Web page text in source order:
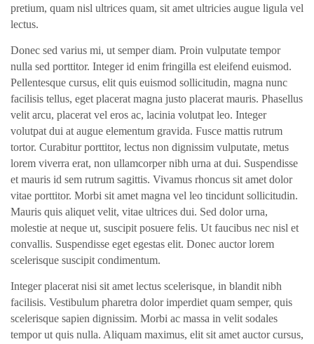
pretium, quam nisl ultrices quam, sit amet ultricies augue ligula vel
lectus.
Donec sed varius mi, ut semper diam. Proin vulputate tempor
nulla sed porttitor. Integer id enim fringilla est eleifend euismod.
Pellentesque cursus, elit quis euismod sollicitudin, magna nunc
facilisis tellus, eget placerat magna justo placerat mauris. Phasellus
velit arcu, placerat vel eros ac, lacinia volutpat leo. Integer
volutpat dui at augue elementum gravida. Fusce mattis rutrum
tortor. Curabitur porttitor, lectus non dignissim vulputate, metus
lorem viverra erat, non ullamcorper nibh urna at dui. Suspendisse
et mauris id sem rutrum sagittis. Vivamus rhoncus sit amet dolor
vitae porttitor. Morbi sit amet magna vel leo tincidunt sollicitudin.
Mauris quis aliquet velit, vitae ultrices dui. Sed dolor urna,
molestie at neque ut, suscipit posuere felis. Ut faucibus nec nisl et
convallis. Suspendisse eget egestas elit. Donec auctor lorem
scelerisque suscipit condimentum.
Integer placerat nisi sit amet lectus scelerisque, in blandit nibh
facilisis. Vestibulum pharetra dolor imperdiet quam semper, quis
scelerisque sapien dignissim. Morbi ac massa in velit sodales
tempor ut quis nulla. Aliquam maximus, elit sit amet auctor cursus,